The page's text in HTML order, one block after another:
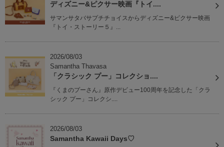
ディズニー&ピクサー映画『トイ....
サマンサタバサプチチョイスからディズニー&ピクサー映画
『トイ・ストーリー５』...
2026/08/03
Samantha Thavasa
「クラシック プー」コレクショ....
『くまのプーさん』原作デビュー100周年を記念した「クラ
シック プー」コレクシ....
2026/08/03
Samantha Kawaii Days♡